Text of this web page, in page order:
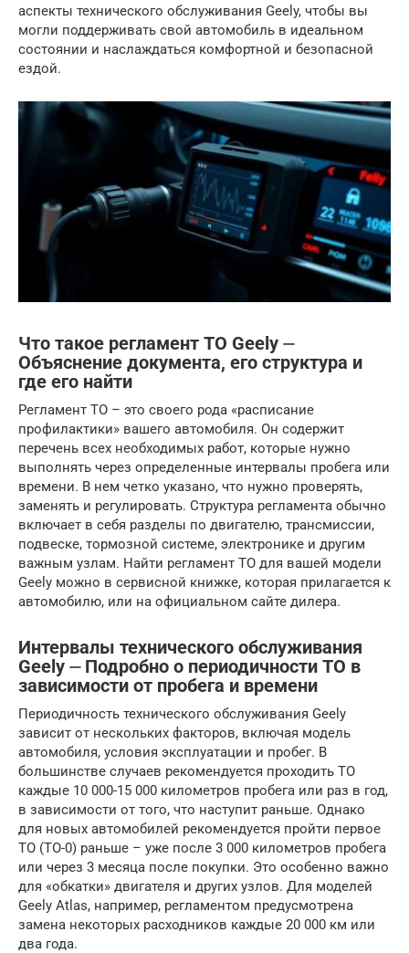
аспекты технического обслуживания Geely, чтобы вы
могли поддерживать свой автомобиль в идеальном
состоянии и наслаждаться комфортной и безопасной
ездой.
Что такое регламент ТО Geely ⏤
Объяснение документа, его структура и
где его найти
Регламент ТО – это своего рода «расписание
профилактики» вашего автомобиля. Он содержит
перечень всех необходимых работ, которые нужно
выполнять через определенные интервалы пробега или
времени. В нем четко указано, что нужно проверять,
заменять и регулировать. Структура регламента обычно
включает в себя разделы по двигателю, трансмиссии,
подвеске, тормозной системе, электронике и другим
важным узлам. Найти регламент ТО для вашей модели
Geely можно в сервисной книжке, которая прилагается к
автомобилю, или на официальном сайте дилера.
Интервалы технического обслуживания
Geely ⏤ Подробно о периодичности ТО в
зависимости от пробега и времени
Периодичность технического обслуживания Geely
зависит от нескольких факторов, включая модель
автомобиля, условия эксплуатации и пробег. В
большинстве случаев рекомендуется проходить ТО
каждые 10 000-15 000 километров пробега или раз в год,
в зависимости от того, что наступит раньше. Однако
для новых автомобилей рекомендуется пройти первое
ТО (ТО-0) раньше – уже после 3 000 километров пробега
или через 3 месяца после покупки. Это особенно важно
для «обкатки» двигателя и других узлов. Для моделей
Geely Atlas, например, регламентом предусмотрена
замена некоторых расходников каждые 20 000 км или
два года.